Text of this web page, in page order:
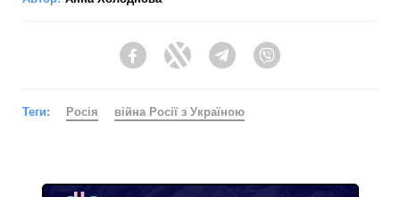
FacebookTwitter Telegram
Теги: Росія війна Росії з Україною